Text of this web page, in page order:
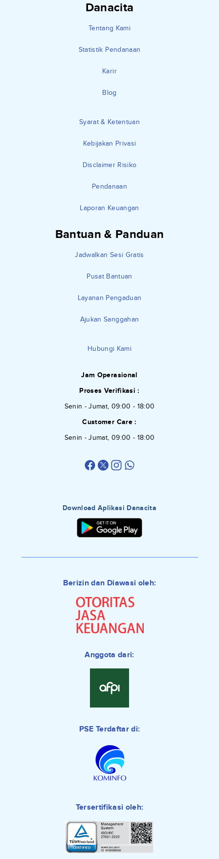
Danacita
Tentang Kami
Statistik Pendanaan
Karir
Blog
Syarat & Ketentuan
Kebijakan Privasi
Disclaimer Risiko
Pendanaan
Laporan Keuangan
Bantuan & Panduan
Jadwalkan Sesi Gratis
Pusat Bantuan
Layanan Pengaduan
Ajukan Sanggahan
Hubungi Kami
Jam Operasional
Proses Verifikasi :
Senin - Jumat, 09:00 - 18:00
Customer Care :
Senin - Jumat, 09:00 - 18:00
Download Aplikasi Danacita
Berizin dan Diawasi oleh:
Anggota dari:
PSE Terdaftar di:
Tersertifikasi oleh: